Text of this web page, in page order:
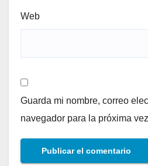
Web
Guarda mi nombre, correo
navegador para la próxima